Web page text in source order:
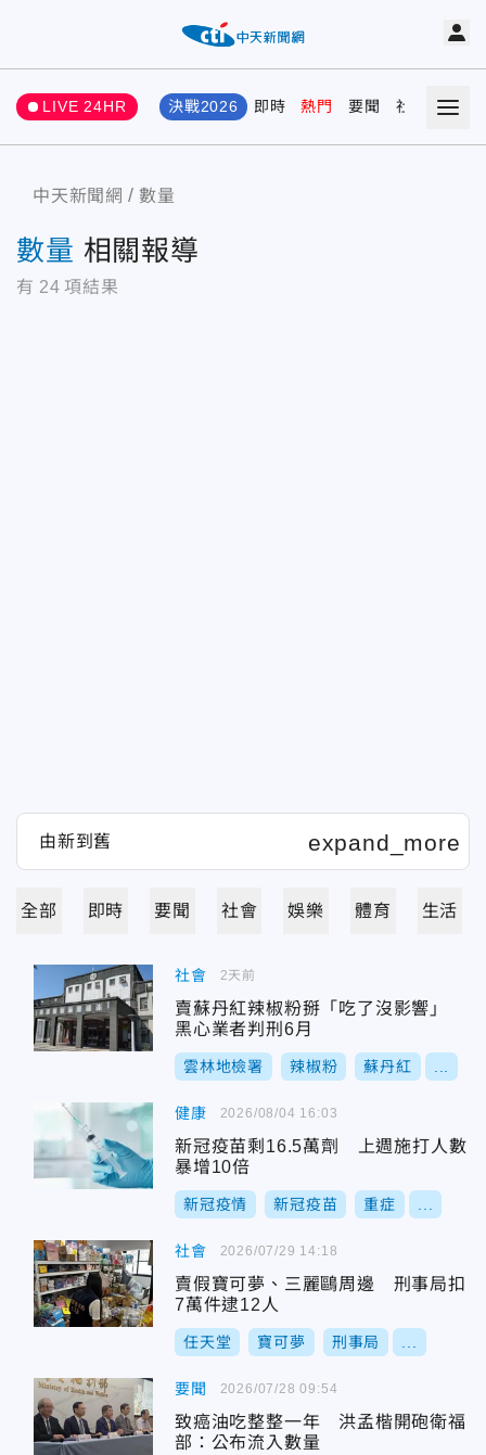
LIVE 24HR 決戰2026 即時 熱門 要聞 社會 娛樂
中天新聞網 數量
數量 相關報導
有 24 項結果
全部 即時 要聞 社會 娛樂 體育 生活
社會
賣蘇丹紅辣椒粉掰「吃了沒影響」
黑心業者判刑6月
雲林地檢署 辣椒粉 蘇丹紅
2天前
健康
新冠疫苗剩16.5萬劑 上週施打人數
暴增10倍
新冠疫情 新冠疫苗 重症
2026/08/04 16:03
社會
賣假寶可夢、三麗鷗周邊 刑事局扣
7萬件逮12人
任天堂 寶可夢 刑事局
2026/07/29 14:18
要聞
致癌油吃整整一年 洪孟楷開砲衛福
部：公布流入數量
2026/07/28 09:54